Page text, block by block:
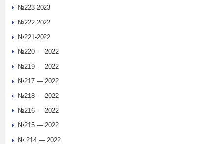
№223-2023
№222-2022
№221-2022
№220 — 2022
№219 — 2022
№217 — 2022
№218 — 2022
№216 — 2022
№215 — 2022
№ 214 — 2022